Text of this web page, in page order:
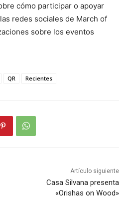
cómo participar o apoyar
redes sociales de March of
sobre los eventos
QR Recientes
Artículo siguiente
Casa Silvana presenta
«Orishas on Wood»